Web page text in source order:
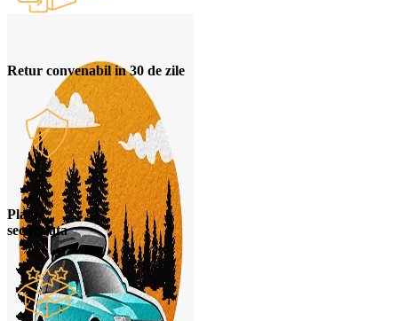
Retur convenabil in 30 de zile
Plata
securizata